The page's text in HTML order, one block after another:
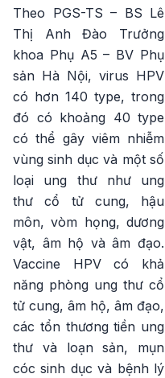
Theo PGS-TS – BS Lê
Thị Anh Đào Trưởng
khoa Phụ A5 – BV Phụ
sản Hà Nội, virus HPV
có hơn 140 type, trong
đó có khoảng 40 type
có thể gây viêm nhiễm
vùng sinh dục và một số
loại ung thư như ung
thư cổ tử cung, hậu
môn, vòm họng, dương
vật, âm hộ và âm đạo.
Vaccine HPV có khả
năng phòng ung thư cổ
tử cung, âm hộ, âm đạo,
các tổn thương tiền ung
thư và loạn sản, mụn
cóc sinh dục và bệnh lý